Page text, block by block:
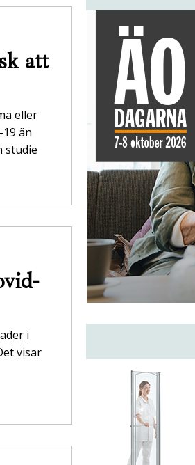
att
eller
än
studie
i
visar